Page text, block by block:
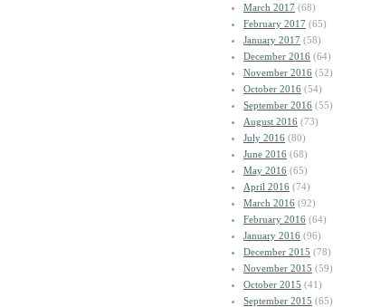
March 2017 (68)
February 2017 (65)
January 2017 (58)
December 2016 (64)
November 2016 (52)
October 2016 (54)
September 2016 (55)
August 2016 (73)
July 2016 (80)
June 2016 (68)
May 2016 (65)
April 2016 (74)
March 2016 (92)
February 2016 (64)
January 2016 (96)
December 2015 (78)
November 2015 (59)
October 2015 (41)
September 2015 (65)